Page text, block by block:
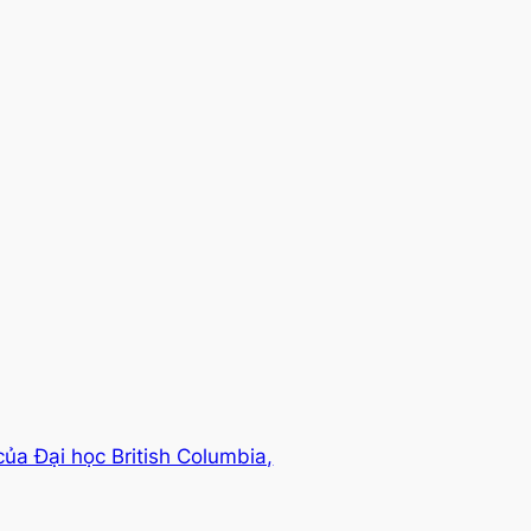
Đại học British Columbia,